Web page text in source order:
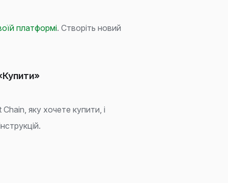
платформі. Створіть новий
яку хочете купити, і